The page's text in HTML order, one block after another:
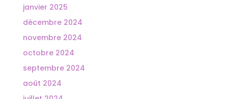
janvier 2025
décembre 2024
novembre 2024
octobre 2024
septembre 2024
août 2024